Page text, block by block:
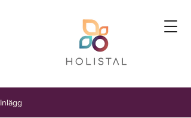
Inlägg